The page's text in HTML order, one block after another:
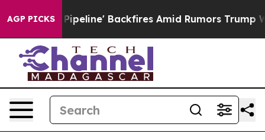
AGP PICKS
Media Pipeline' Backfires Amid Rumors Trump